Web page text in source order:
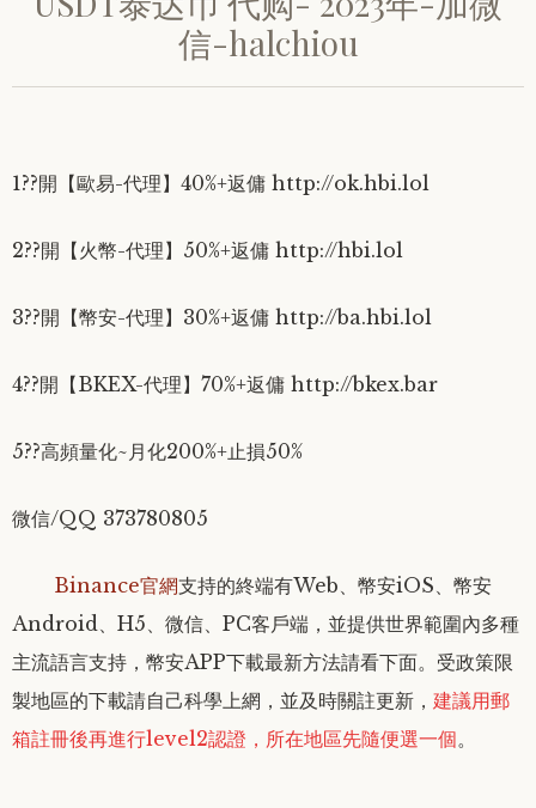
信-halchiou
1??開【歐易-代理】40%+返傭 http://ok.hbi.lol
2??開【火幣-代理】50%+返傭 http://hbi.lol
3??開【幣安-代理】30%+返傭 http://ba.hbi.lol
4??開【BKEX-代理】70%+返傭 http://bkex.bar
5??高頻量化~月化200%+止損50%
微信/QQ 373780805
Binance官網支持的終端有Web、幣安iOS、幣安
Android、H5、微信、PC客戶端，並提供世界範圍內多種
主流語言支持 ，幣安APP下載最新方法請看下面。受政策限
製地區的下載請自己科學上網，並及時關註更新， 建議用郵
箱註冊後再進行level2認證，所在地區先隨便選一個。